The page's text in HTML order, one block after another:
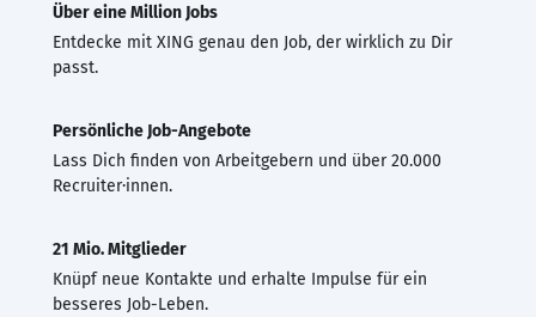
Über eine Million Jobs
Entdecke mit XING genau den Job, der wirklich zu Dir
passt.
Persönliche Job-Angebote
Lass Dich finden von Arbeitgebern und über 20.000
Recruiter·innen.
21 Mio. Mitglieder
Knüpf neue Kontakte und erhalte Impulse für ein
besseres Job-Leben.